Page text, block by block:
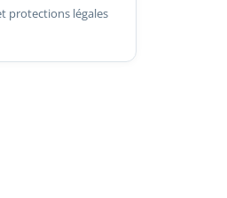
protections légales